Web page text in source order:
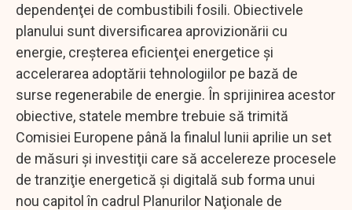
dependenţei de combustibili fosili. Obiectivele
planului sunt diversificarea aprovizionării cu
energie, creşterea eficienţei energetice şi
accelerarea adoptării tehnologiilor pe bază de
surse regenerabile de energie. În sprijinirea acestor
obiective, statele membre trebuie să trimită
Comisiei Europene până la finalul lunii aprilie un set
de măsuri şi investiţii care să accelereze procesele
de tranziţie energetică şi digitală sub forma unui
nou capitol în cadrul Planurilor Naţionale de